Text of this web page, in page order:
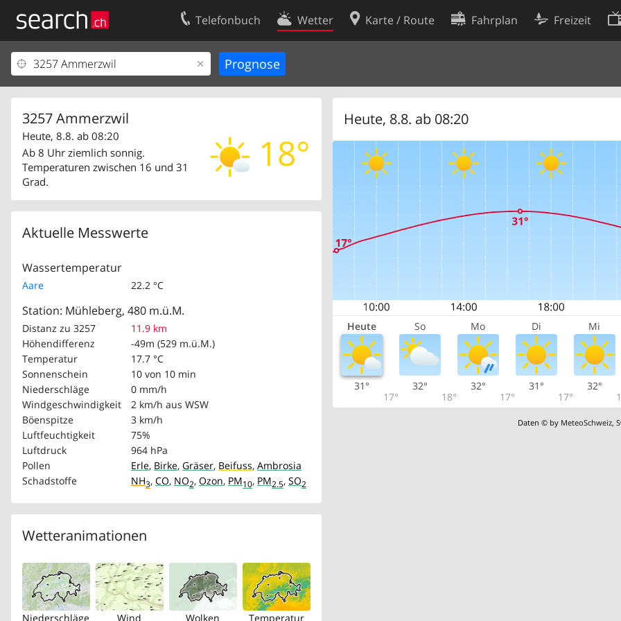
Telefonbuch Wetter Karte / Route Fahrplan Freizeit
3257 Ammerzwil
18°
Heute, 8.8. ab 08:20
Ab 8 Uhr ziemlich sonnig.
Temperaturen zwischen 16 und 31
Grad.
Aktuelle Messwerte
Wassertemperatur
Aare 22.2 °C
Station: Mühleberg, 480 m.ü.M.
Distanz zu 3257
11.9 km
Höhendifferenz
-49m (529 m.ü.M.)
Temperatur
17.7 °C
Sonnenschein
10 von 10 min
Niederschläge
0 mm/h
Windgeschwindigkeit
2 km/h aus WSW
Böenspitze
3 km/h
Luftfeuchtigkeit
75%
Luftdruck
964 hPa
Pollen
Erle, Birke, Gräser, Beifuss, Ambrosia
Schadstoffe
NH3, CO, NO2, Ozon, PM10, PM2.5, SO2
Wetteranimationen
Niederschläge Wind Wolken Temperatur
Heute, 8.8. ab 08:20
Heute So Mo Di Mi
31°
17°
32°
18°
32°
17°
31°
17°
32°
Daten © by MeteoSchweiz,
Ihr Eintrag
Kundencenter Geschäftskunden
Kontakt
Nutzungsbedingungen
Cookie-Einstellungen